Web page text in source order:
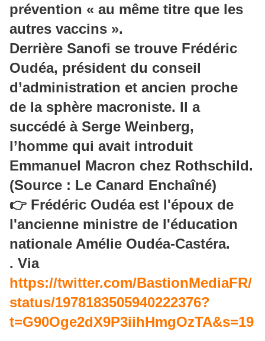
prévention « au même titre que les
autres vaccins ».
Derrière Sanofi se trouve Frédéric
Oudéa, président du conseil
d’administration et ancien proche
de la sphère macroniste. Il a
succédé à Serge Weinberg,
l’homme qui avait introduit
Emmanuel Macron chez Rothschild.
(Source : Le Canard Enchaîné)
👉 Frédéric Oudéa est l'époux de
l'ancienne ministre de l'éducation
nationale Amélie Oudéa-Castéra.
. Via
https://twitter.com/BastionMediaFR/
status/1978183505940222376?
t=G90Oge2dX9P3iihHmgOzTA&s=19